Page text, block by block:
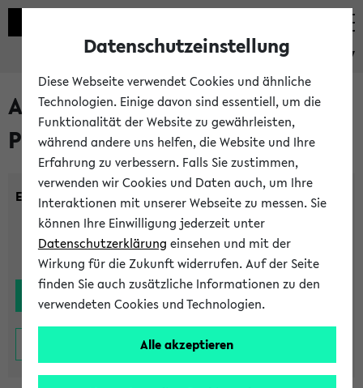
eKVV
Alle noch stattfindenden
Prüfungen
Einrichtung:
Datenschutzeinstellung
Diese Webseite verwendet Cookies und ähnliche
Technologien. Einige davon sind essentiell, um die
Funktionalität der Website zu gewährleisten,
während andere uns helfen, die Website und Ihre
Erfahrung zu verbessern. Falls Sie zustimmen,
verwenden wir Cookies und Daten auch, um Ihre
Interaktionen mit unserer Webseite zu messen. Sie
können Ihre Einwilligung jederzeit unter
Datenschutzerklärung einsehen und mit der
Wirkung für die Zukunft widerrufen. Auf der Seite
finden Sie auch zusätzliche Informationen zu den
verwendeten Cookies und Technologien.
Alle akzeptieren